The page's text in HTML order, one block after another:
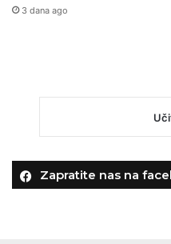
3 dana ago
Zapratite nas na